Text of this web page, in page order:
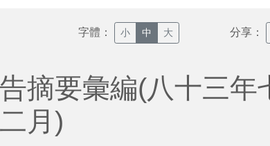
字體： 小 中 大 分享：
摘要彙編(八十三年
月)